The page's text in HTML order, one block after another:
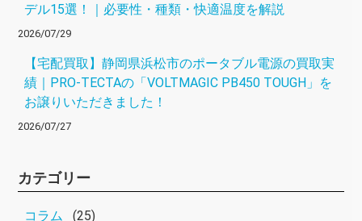
デル15選！｜必要性・種類・快適温度を解説
2026/07/29
【宅配買取】静岡県浜松市のポータブル電源の買取実
績｜PRO-TECTAの「VOLTMAGIC PB450 TOUGH」を
お譲りいただきました！
2026/07/27
カテゴリー
コラム (25)